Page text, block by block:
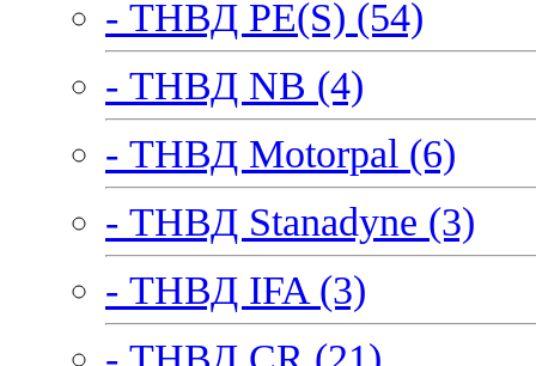
- ТНВД PE(S) (54)
- ТНВД NB (4)
- ТНВД Motorpal (6)
- ТНВД Stanadyne (3)
- ТНВД IFA (3)